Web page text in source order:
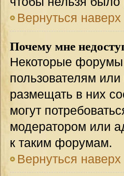
Вернуться наверх
Почему мне
Некоторые форумы
пользователям
размещать в них
могут
модератором или
к таким форумам.
Вернуться наверх